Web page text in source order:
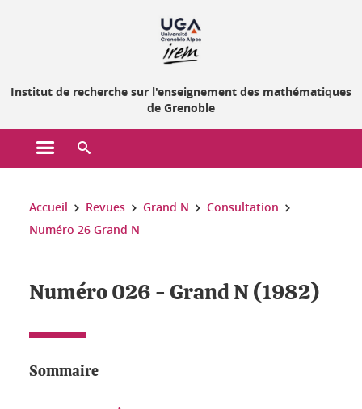
Institut de recherche sur l'enseignement des mathématiques
de Grenoble
Ouvrir le menu principal
Vous êtes ici :
Accueil Revues Grand N
Consultation
Numéro 26 Grand N
Numéro 026 - Grand N (1982)
Sommaire